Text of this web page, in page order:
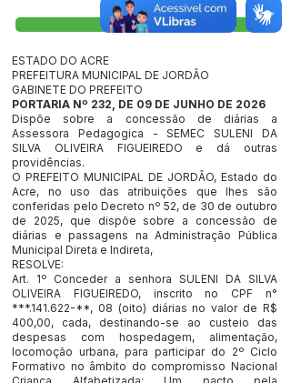
Visualizar
ESTADO DO ACRE
PREFEITURA MUNICIPAL DE JORDÃO
GABINETE DO PREFEITO
PORTARIA Nº 232, DE 09 DE JUNHO DE 2026
Dispõe sobre a concessão de diárias a
Assessora Pedagogica - SEMEC SULENI DA
SILVA OLIVEIRA FIGUEIREDO e dá outras
providências.
O PREFEITO MUNICIPAL DE JORDÃO, Estado do
Acre, no uso das atribuições que lhes são
conferidas pelo Decreto nº 52, de 30 de outubro
de 2025, que dispõe sobre a concessão de
diárias e passagens na Administração Pública
Municipal Direta e Indireta,
RESOLVE:
Art. 1º Conceder a senhora SULENI DA SILVA
OLIVEIRA FIGUEIREDO, inscrito no CPF n°
***.141.622-**, 08 (oito) diárias no valor de R$
400,00, cada, destinando-se ao custeio das
despesas com hospedagem, alimentação,
locomoção urbana, para participar do 2º Ciclo
Formativo no âmbito do compromisso Nacional